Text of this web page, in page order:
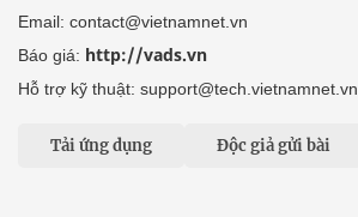
Email: contact@vietnamnet.vn
Báo giá: http://vads.vn
Hỗ trợ kỹ thuật: support@tech.vietnamnet.vn
Tải ứng dụng Độc giả gửi bài